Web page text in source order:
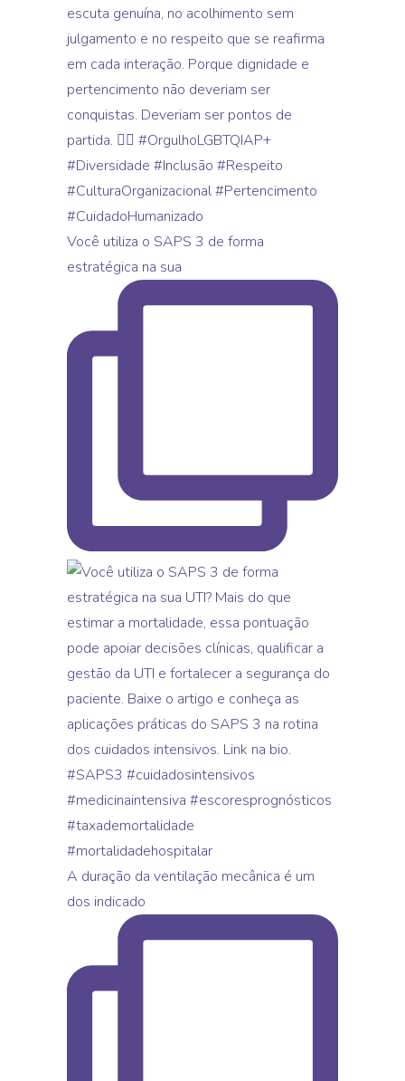
Você utiliza o SAPS 3 de forma
estratégica na sua
A duração da ventilação mecânica é um
dos indicado